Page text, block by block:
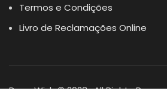
Termos e Condições
Livro de Reclamações Online
Dogs Wish © 2023 . All Rights